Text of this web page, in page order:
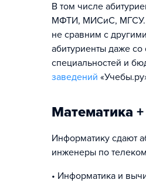
В том числе
МФТИ, МИСиС, МГСУ.
не сравним с
абитуриенты даже
специальностей и
заведений
Математика
Информатику сдают
инженеры по
• Информатика и